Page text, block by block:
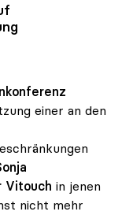
einer an den
Vitouch in jenen
nicht mehr